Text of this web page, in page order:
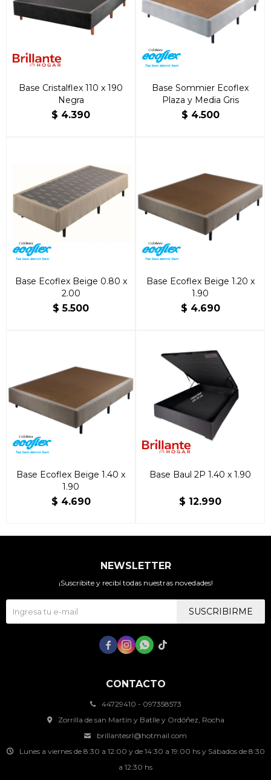
Base Cristalflex 110 x 190
Negra
$ 4.390
Base Sommier Ecoflex
Plaza y Media Gris
$ 4.500
Base Ecoflex Beige 0.80 x
2.00
$ 5.500
Base Ecoflex Beige 1.20 x
1.90
$ 4.690
Base Ecoflex Beige 1.40 x
1.90
$ 4.690
Base Baul 2P 1.40 x 1.90
$ 12.990
CONTACTO
44729410 - 097358573
Zorrilla de san Martín y Batlle y Ordóñez, Rocha
brillantesrl@hotmail.com
Lunes a viernes de 8:30 a 12:00 y de 14:30 a 19:00 hs y Sábados de 8:30
a 12:30 hs
NEWSLETTER
¡Suscribite y recibí todas nuestras novedades!
SUSCRIBIRME
   